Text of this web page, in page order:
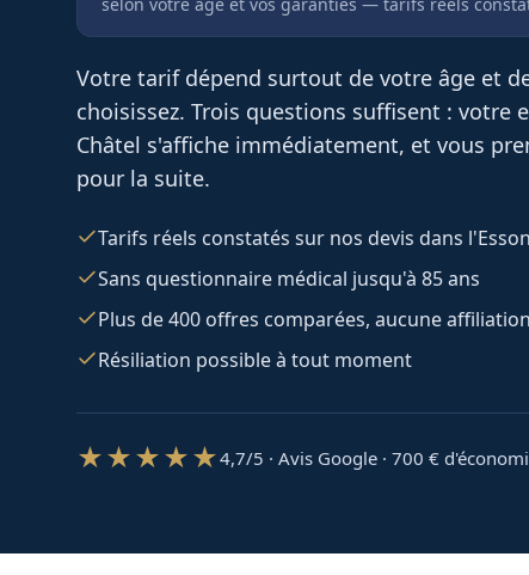
Votre tarif dépend surtout de votre âge et
choisissez. Trois questions suffisent : votre
Châtel s'affiche immédiatement, et vous
pour la suite.
Tarifs réels constatés sur nos devis dans
Sans questionnaire médical jusqu'à 85 ans
Plus de 400 offres comparées, aucune affiliation
Résiliation possible à tout moment
★★★★★4,7/5 · Avis Google · 700 €